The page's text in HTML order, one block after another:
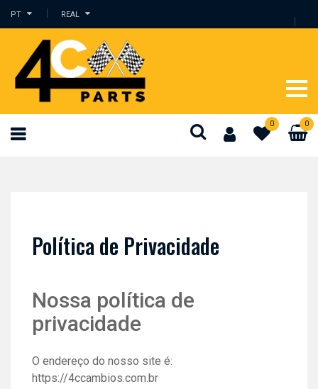
PT REAL
0 0
Política de Privacidade
Nossa política de
privacidade
O endereço do nosso site é:
https://4ccambios.com.br